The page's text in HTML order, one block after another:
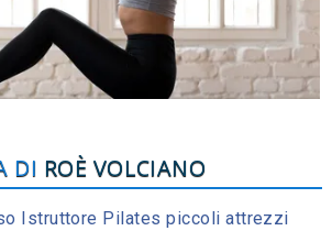
DI ROÈ VOLCIANO
Istruttore Pilates piccoli attrezzi